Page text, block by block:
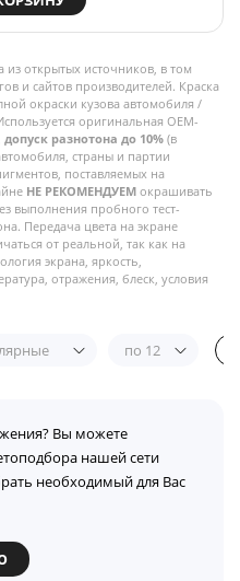
открытых источников, в том
и сайтов производителей. Краска
окраски кузова автомобиля /
оригинальная OEM-
допуск разнотона до 10% (в
страны и партии
поставляемых на
НЕ РЕКОМЕНДУЕМ окрашивать
выполнения пробного тест-
Передача цвета на экране
от реальной, так как на
экрана, яркость,
отражения, блеск, условия
по 12
Вы можете
нашей сети
необходимый для Вас